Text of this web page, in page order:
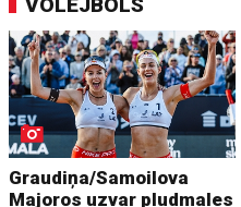
Graudiņa/Samoilova
Majoros uzvar pludmales